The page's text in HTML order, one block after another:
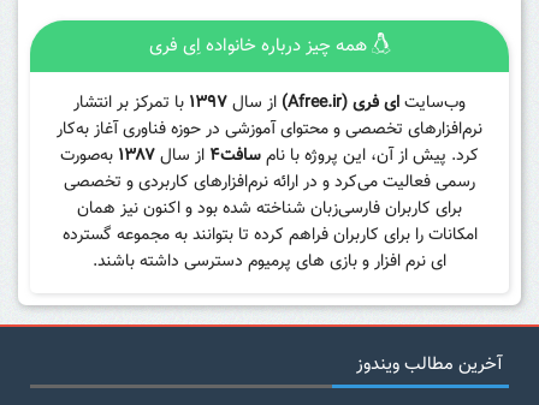
همه چیز درباره خانواده اِی فری
وب‌سایتای فری (Afree.ir) از سال۱۳۹۷ با تمرکز بر انتشار
نرم‌افزارهای تخصصی و محتوای آموزشی در حوزه فناوری آغاز به‌کار
کرد. پیش از آن، این پروژه با نامسافت۴ از سال۱۳۸۷ به‌صورت
رسمی فعالیت می‌کرد و در ارائه نرم‌افزارهای کاربردی و تخصصی
برای کاربران فارسی‌زبان شناخته شده بود و اکنون نیز همان
امکانات را برای کاربران فراهم کرده تا بتوانند به مجموعه گسترده
ای نرم افزار و بازی های پرمیوم دسترسی داشته باشند.
آخرین مطالب ویندوز